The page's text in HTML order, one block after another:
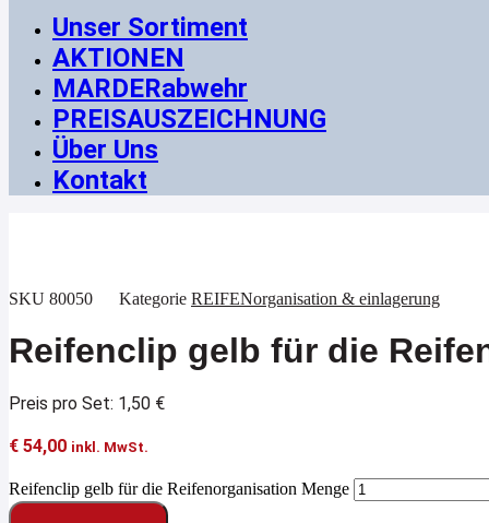
Unser Sortiment
AKTIONEN
MARDERabwehr
PREISAUSZEICHNUNG
Über Uns
Kontakt
SKU 80050 Kategorie REIFENorganisation & einlagerung
Reifenclip gelb für die
Preis pro Set: 1,50 €
€ 54,00 inkl. MwSt.
Reifenclip gelb für die Reifenorganisation Menge